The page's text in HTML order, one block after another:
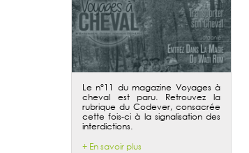
Le n°11 du magazine Voyages à
cheval est paru. Retrouvez la
rubrique du Codever, consacrée
cette fois-ci à la signalisation des
interdictions.
+ En savoir plus